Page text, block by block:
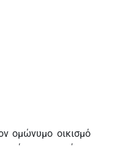
ομώνυμο οικισμό